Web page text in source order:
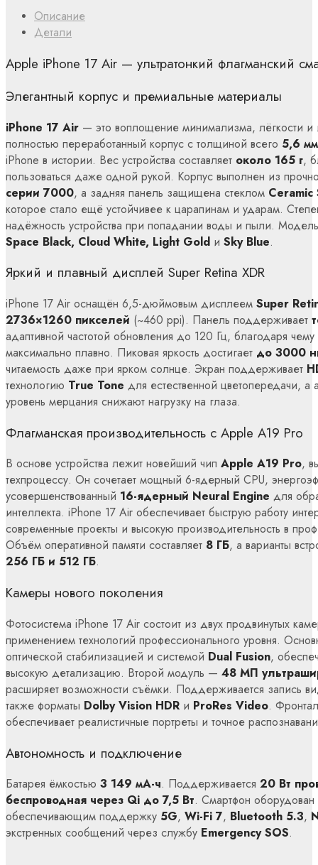
Описание
Детали
Apple iPhone 17 Air — ультратонкий флагманский
Элегантный корпус и премиальные материалы
iPhone 17 Air — это воплощение минимализма, лёгкости и
полностью переработанный корпус с толщиной всего 5,6 мм
iPhone в истории. Вес устройства составляет около 165 г,
пользоваться даже одной рукой. Корпус выполнен из
серии 7000, а задняя панель защищена стеклом Ceramic
которое стало ещё устойчивее к царапинам и ударам.
надёжность устройства при попадании воды и пыли.
Space Black, Cloud White, Light Gold и Sky Blue.
Яркий и плавный дисплей Super Retina XDR
iPhone 17 Air оснащён 6,5-дюймовым дисплеем Super
2736×1260 пикселей (~460 ppi). Панель поддерживает
адаптивной частотой обновления до 120 Гц, благодаря
максимально плавно. Пиковая яркость достигает до 3000
читаемость даже при ярком солнце. Экран поддерживает
технологию True Tone для естественной цветопередачи, а
уровень мерцания снижают нагрузку на глаза.
Флагманская производительность с Apple A19 Pro
В основе устройства лежит новейший чип Apple A19 Pro,
техпроцессу. Он сочетает мощный 6-ядерный CPU,
усовершенствованный 16-ядерный Neural Engine для
интеллекта. iPhone 17 Air обеспечивает быструю работу
современные проекты и высокую производительность в
Объём оперативной памяти составляет 8 ГБ, а варианты
256 ГБ и 512 ГБ.
Камеры нового поколения
Фотосистема iPhone 17 Air состоит из двух продвинутых
применением технологий профессионального уровня.
оптической стабилизацией и системой Dual Fusion,
высокую детализацию. Второй модуль — 48 МП
расширяет возможности съёмки. Поддерживается запись
также форматы Dolby Vision HDR и ProRes Video.
обеспечивает реалистичные портреты и точное
Автономность и подключение
Батарея ёмкостью 3 149 мА-ч. Поддерживается 20 Вт
беспроводная через Qi до 7,5 Вт. Смартфон
обеспечивающим поддержку 5G, Wi-Fi 7, Bluetooth 5.3,
экстренных сообщений через службу Emergency SOS.